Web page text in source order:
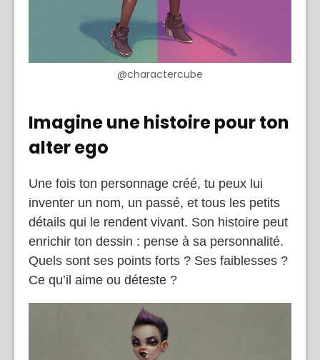
@charactercube
Imagine une histoire pour ton
alter ego
Une fois ton personnage créé, tu peux lui
inventer un nom, un passé, et tous les petits
détails qui le rendent vivant. Son histoire peut
enrichir ton dessin : pense à sa personnalité.
Quels sont ses points forts ? Ses faiblesses ?
Ce qu’il aime ou déteste ?